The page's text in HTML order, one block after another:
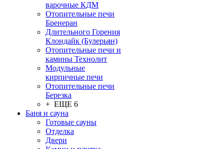
варочные КДМ
Отопительные печи
Бренеран
Длительного Горения
Клондайк (Булерьян)
Отопительные печи и
камины Технолит
Модульные
кирпичные печи
Отопительные печи
Березка
+ ЕЩЕ 6
Баня и сауна
Готовые сауны
Отделка
Двери